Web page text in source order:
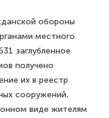
обороны
местного
заглубленное
получено
их в реестр
сооружений,
виде жителям